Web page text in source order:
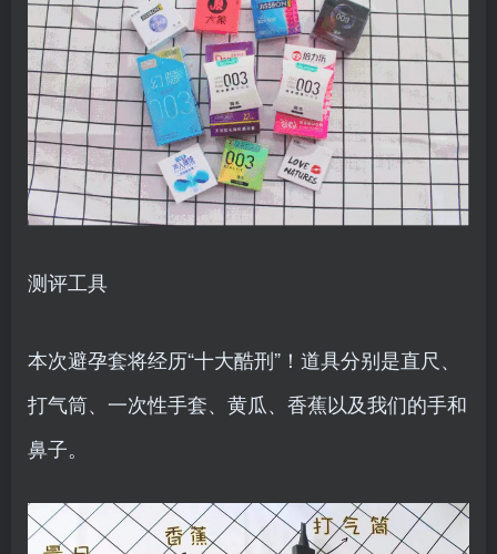
测评工具
本次避孕套将经历“十大酷刑”！道具分别是直尺、
打气筒、一次性手套、黄瓜、香蕉以及我们的手和
鼻子。